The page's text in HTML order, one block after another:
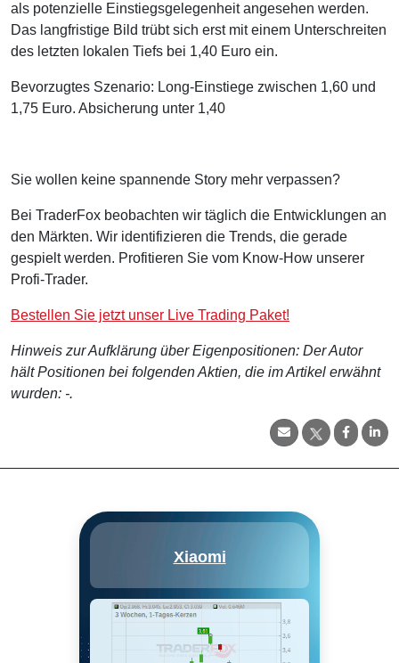
als potenzielle Einstiegsgelegenheit angesehen werden.
Das langfristige Bild trübt sich erst mit einem Unterschreiten
des letzten lokalen Tiefs bei 1,40 Euro ein.
Bevorzugtes Szenario: Long-Einstiege zwischen 1,60 und
1,75 Euro. Absicherung unter 1,40
Sie wollen keine spannende Story mehr verpassen?
Bei TraderFox beobachten wir täglich die Entwicklungen an
den Märkten. Wir identifizieren die Trends, die gerade
gespielt werden. Profitieren Sie vom Know-How unserer
Profi-Trader.
Bestellen Sie jetzt unser Live Trading Paket!
Hinweis zur Aufklärung über Eigenpositionen: Der Autor
hält Positionen bei folgenden Aktien, die im Artikel erwähnt
wurden: -.
Xiaomi
design, manufacture and sale of
software products. Its business
covers power bank, audio,
camera and lifestyle. Xiaomi
doing business through three
business segments-Hardware,